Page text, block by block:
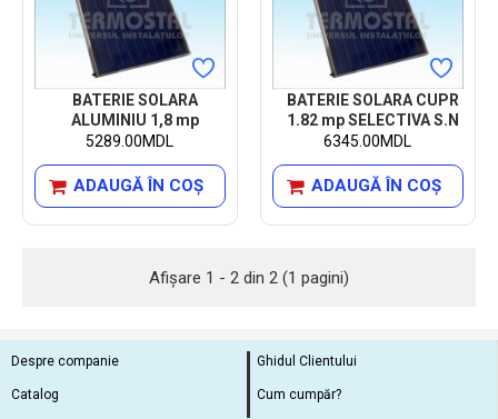
BATERIE SOLARA
ALUMINIU 1,8 mp
5289.00MDL
ADAUGĂ ÎN COŞ
BATERIE SOLARA CUPR
1.82 mp SELECTIVA S.N
6345.00MDL
ADAUGĂ ÎN COŞ
Afişare 1 - 2 din 2 (1 pagini)
Despre companie
Catalog
Ghidul Clientului
Cum cumpăr?